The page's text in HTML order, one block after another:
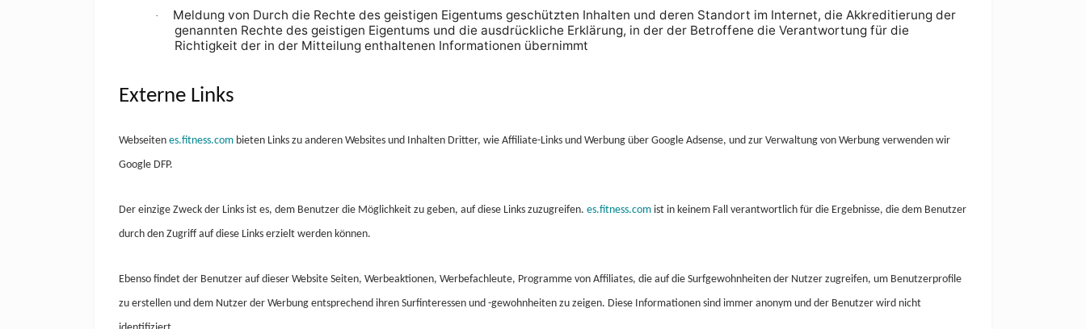
·
Meldung von Durch die Rechte des geistigen Eigentums geschützten Inhalten und deren Standort im Internet, die Akkreditierung der
genannten Rechte des geistigen Eigentums und die ausdrückliche Erklärung, in der der Betroffene die Verantwortung für die
Richtigkeit der in der Mitteilung enthaltenen Informationen übernimmt
Externe Links
Webseiten es.fitness.com bieten Links zu anderen Websites und Inhalten Dritter, wie Affiliate-Links und Werbung über Google Adsense, und zur Verwaltung von Werbung verwenden wir
Google DFP.
Der einzige Zweck der Links ist es, dem Benutzer die Möglichkeit zu geben, auf diese Links zuzugreifen. es.fitness.com ist in keinem Fall verantwortlich für die Ergebnisse, die dem Benutzer
durch den Zugriff auf diese Links erzielt werden können.
Ebenso findet der Benutzer auf dieser Website Seiten, Werbeaktionen, Werbefachleute, Programme von Affiliates, die auf die Surfgewohnheiten der Nutzer zugreifen, um Benutzerprofile
zu erstellen und dem Nutzer der Werbung entsprechend ihren Surfinteressen und -gewohnheiten zu zeigen. Diese Informationen sind immer anonym und der Benutzer wird nicht